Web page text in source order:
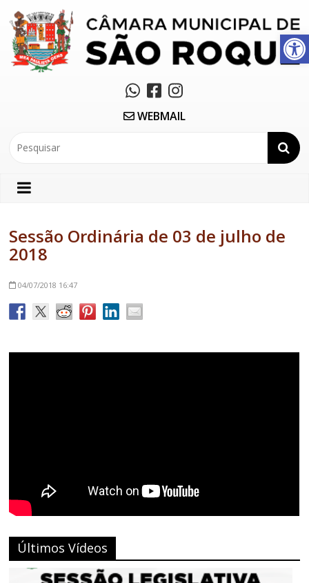
Abrir a barra de ferramentas
WEBMAIL
Sessão Ordinária de 03 de julho de
2018
04/07/2018 16:47
Últimos Vídeos